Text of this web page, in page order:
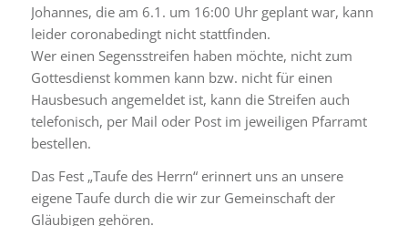
Johannes, die am 6.1. um 16:00 Uhr geplant war, kann
leider coronabedingt nicht stattfinden.
Wer einen Segensstreifen haben möchte, nicht zum
Gottesdienst kommen kann bzw. nicht für einen
Hausbesuch angemeldet ist, kann die Streifen auch
telefonisch, per Mail oder Post im jeweiligen Pfarramt
bestellen.
Das Fest „Taufe des Herrn“ erinnert uns an unsere
eigene Taufe durch die wir zur Gemeinschaft der
Gläubigen gehören.